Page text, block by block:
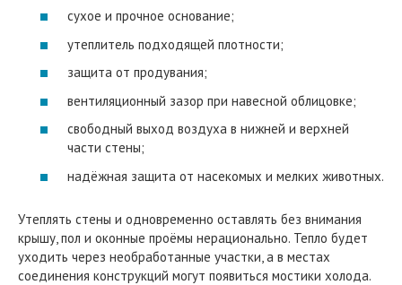
сухое и прочное основание;
утеплитель подходящей плотности;
защита от продувания;
вентиляционный зазор при навесной облицовке;
свободный выход воздуха в нижней и верхней
части стены;
надёжная защита от насекомых и мелких животных.
Утеплять стены и одновременно оставлять без внимания
крышу, пол и оконные проёмы нерационально. Тепло будет
уходить через необработанные участки, а в местах
соединения конструкций могут появиться мостики холода.